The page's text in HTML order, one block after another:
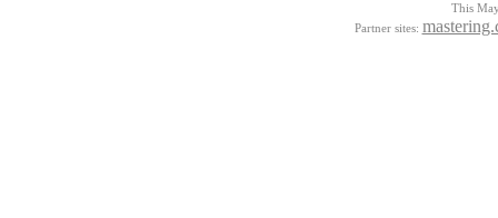
This
Partner sites: